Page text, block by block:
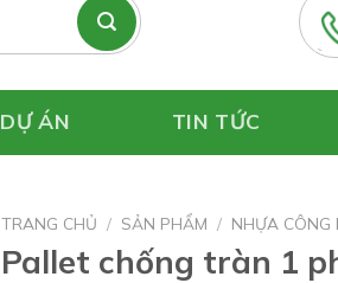
DỰ ÁN TIN TỨC
TRANG CHỦ / SẢN PHẨM / NHỰA CÔNG
Pallet chống tràn 1